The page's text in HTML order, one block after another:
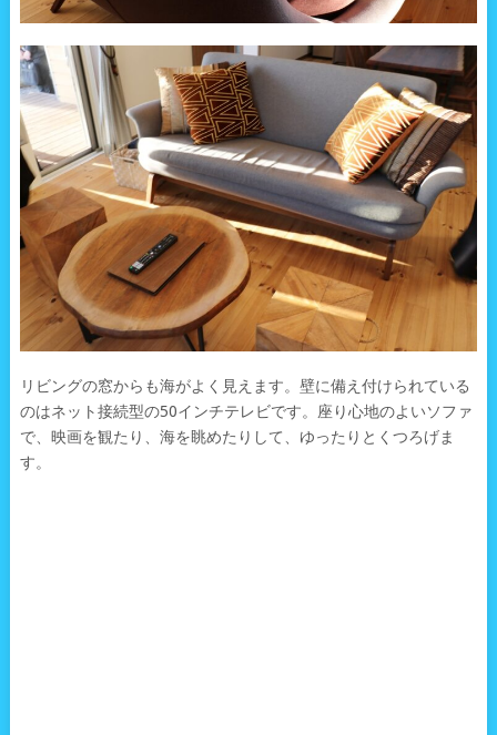
リビングの窓からも海がよく見えます。壁に備え付けられている
のはネット接続型の50インチテレビです。座り心地のよいソファ
で、映画を観たり、海を眺めたりして、ゆったりとくつろげま
す。